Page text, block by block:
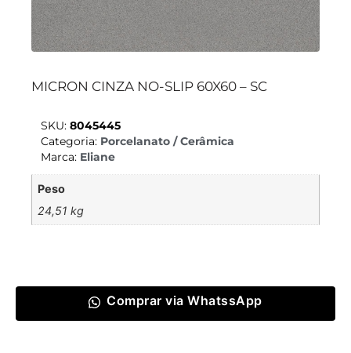
MICRON CINZA NO-SLIP 60X60 – SC
SKU: 8045445
Categoria: Porcelanato / Cerâmica
Marca: Eliane
Peso
24,51 kg
Comprar via WhatssApp